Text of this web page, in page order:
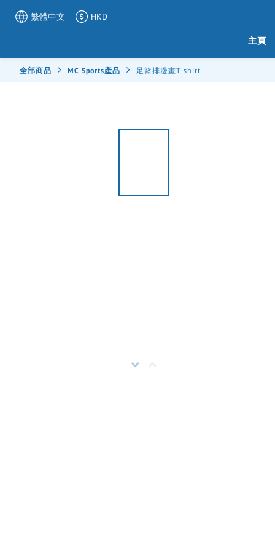
繁體中文 HKD
主頁
全部商品 MC Sports產品 足籃排漫畫T-shirt